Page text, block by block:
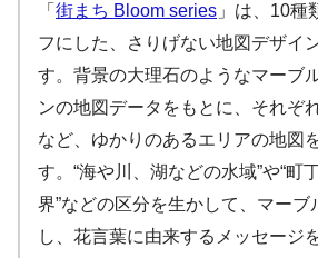
「 街まち Bloom series 」は、10種
フにした、さりげない地図デザイ
す。背景の大理石のようなマーブ
ンの地図データをもとに、それぞ
など、ゆかりのあるエリアの地図
す。“海や川、湖などの水域”や“町
界”などの区分を生かして、マーブ
し、花言葉に由来するメッセージ